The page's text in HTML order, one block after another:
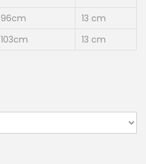
96cm
13 cm
103cm 13 cm